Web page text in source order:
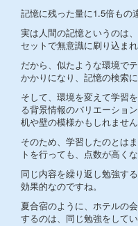
記憶に残った量に1.5倍もの
実は人間の記憶というのは
セットで無意識に刷り込まれ
だから、似たような環境で
かかりになり、記憶の検索
そして、環境を変えて学習
る背景情報のバリエーショ
机や壁の模様かもしれませ
そのため、学習したのとは
トを行っても、点数が高くな
同じ内容を繰り返し勉強す
効果的なのですね。
夏合宿のように、ホテルの
するのは、同じ勉強をして